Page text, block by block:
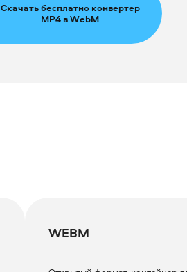
Скачать бесплатно конвертер
MP4 в WebM
WEBM